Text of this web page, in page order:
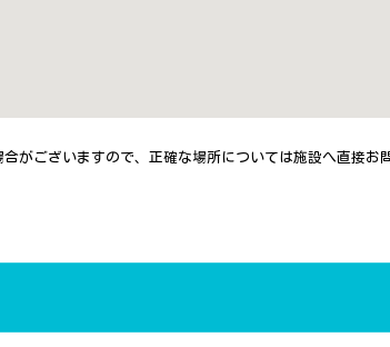
がございますので、正確な場所については施設へ直接お